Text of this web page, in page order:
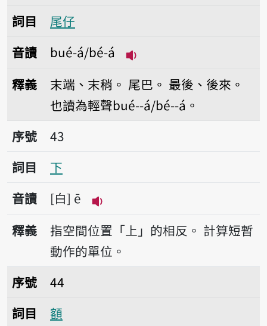
詞目
尾仔
音讀
bué-á/bé-á
釋義 末端、末稍。 尾巴。 最後、後來。
也讀為輕聲bué--á/bé--á。
序號43下
序號
43
詞目
下
音讀
白 ē
播放音讀ē
釋義 指空間位置「上」的相反。 計算短暫
動作的單位。
序號44額
序號
44
詞目
額